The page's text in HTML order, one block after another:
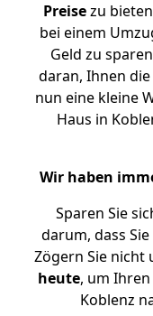
Preisezu
bei einem
Geld zu
daran, Ihnen
nun eine kleine
Haus in
Wir haben
Sparen Sie
darum, dass
Zögern Sie nicht
heute, um
Koblenz